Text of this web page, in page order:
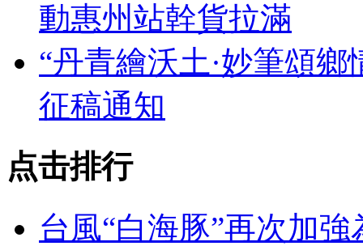
動惠州站幹貨拉滿
“丹青繪沃土·妙筆頌
征稿通知
点击排行
台風“白海豚”再次加